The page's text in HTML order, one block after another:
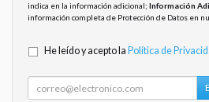
indica en la información adicional; Información
información completa de Protección de Datos en
He leído y acepto la Política de